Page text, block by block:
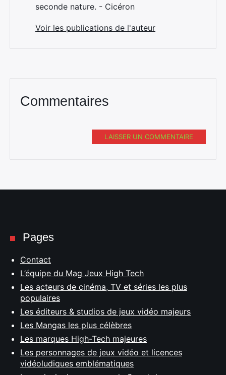
seconde nature. - Cicéron
Voir les publications de l'auteur
Commentaires
LAISSER UN COMMENTAIRE
Pages
Contact
L’équipe du Mag Jeux High Tech
Les acteurs de cinéma, TV et séries les plus
populaires
Les éditeurs & studios de jeux vidéo majeurs
Les Mangas les plus célèbres
Les marques High-Tech majeures
Les personnages de jeux vidéo et licences
vidéoludiques emblématiques